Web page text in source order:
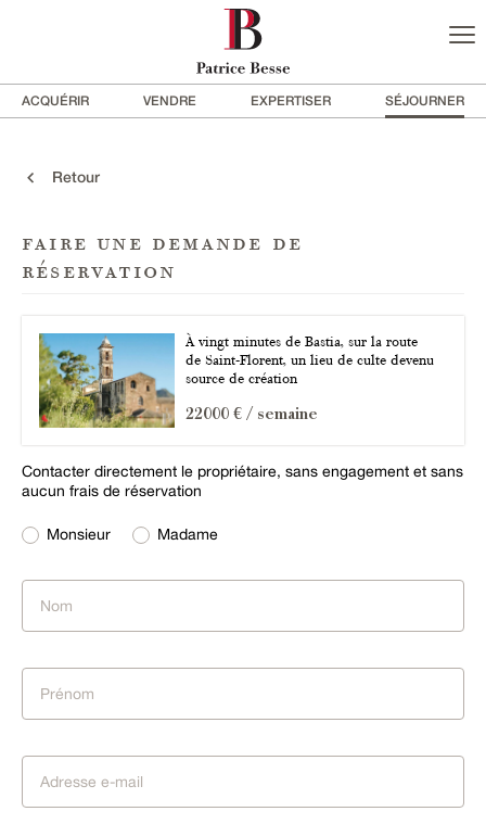
ACQUÉRIR VENDRE EXPERTISER SÉJOURNER
Retour
faire une demande de
réservation
À vingt minutes de Bastia, sur la route
de Saint-Florent, un lieu de culte devenu
source de création
22000 € / semaine
Contacter directement le propriétaire, sans engagement et sans
aucun frais de réservation
Monsieur Madame